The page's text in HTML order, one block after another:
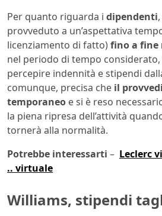
Per quanto riguarda i dipendenti
provveduto a un’aspettativa
licenziamento di fatto)fino a fine
nel periodo di tempo
percepire indennità e stipendi
comunque, precisa che il
temporaneo e si è reso
la piena ripresa dell’attività
tornerà alla normalità.
Potrebbe interessarti – Leclerc
.. virtuale
Williams, stipendi